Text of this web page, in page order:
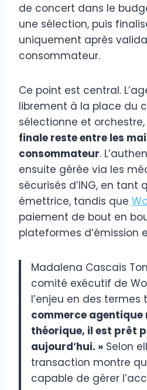
de concert dans le
une sélection, puis
uniquement après
consommateur.
Ce point est central.
librement à la place du
sélectionne et
finale reste entre les
consommateur.
ensuite gérée via les
sécurisés d’ING, en tant
émettrice, tandis que
paiement de bout en
plateformes d’émission
Madalena Cascais
comité exécutif de
l’enjeu en des termes
commerce agentique
théorique, il est prêt
aujourd’hui. » Selon
transaction montre
capable de gérer